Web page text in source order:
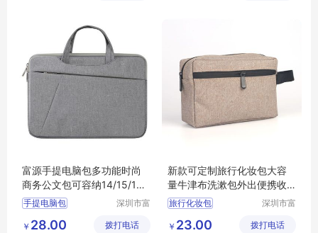
富源手提电脑包多功能时尚
商务公文包可容纳14/15/16
英寸笔记本
手提电脑包
深圳市富
限公司
￥ 28.00 拨打电话
新款可定制旅行化妆包大容
量牛津布洗漱包外出便携收
纳包
旅行化妆包
深圳市富
限公司
￥ 23.00 拨打电话